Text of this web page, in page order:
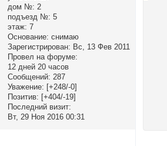
дом №: 2
подъезд №: 5
этаж: 7
Основание: снимаю
Зарегистрирован: Вс, 13 Фев 2011
Провел на форуме:
12 дней 20 часов
Сообщений: 287
Уважение: [+248/-0]
Позитив: [+404/-19]
Последний визит:
Вт, 29 Ноя 2016 00:31